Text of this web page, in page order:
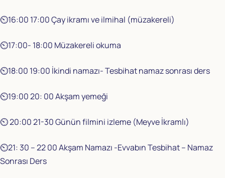
⏲️16:00 17:00 Çay ikramı ve ilmihal (müzakereli)
⏲️17:00- 18:00 Müzakereli okuma
⏲️18:00 19:00 İkindi namazı- Tesbihat namaz sonrası ders
⏲️19:00 20: 00 Akşam yemeği
⏲️ 20:00 21-30 Günün filmini izleme (Meyve İkramlı)
⏲️21: 30 – 22 00 Akşam Namazı -Evvabın Tesbihat – Namaz
Sonrası Ders